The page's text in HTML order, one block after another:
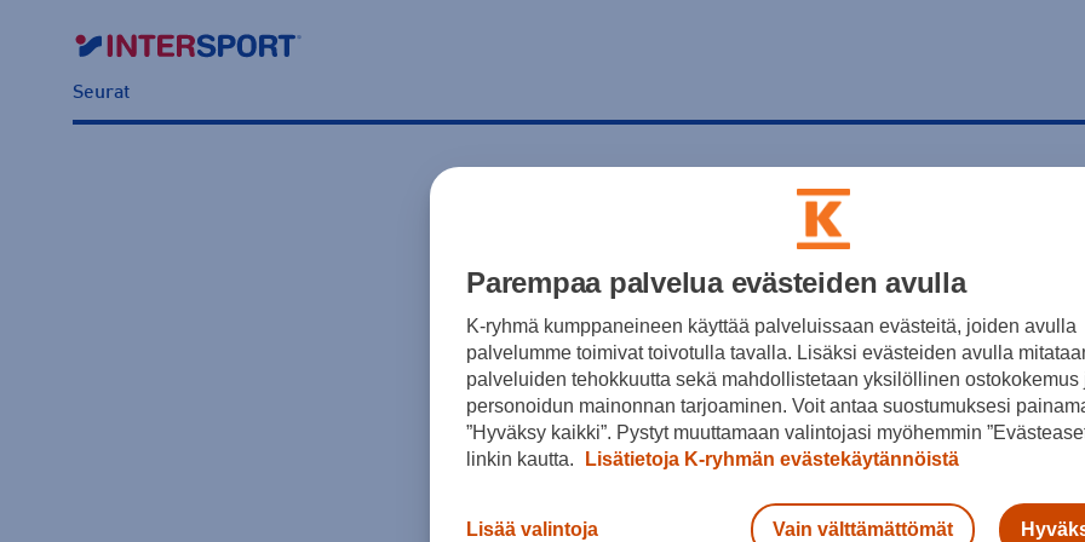
Seurat
Parempaa palvelua evästeiden avulla
K-ryhmä kumppaneineen käyttää palveluissaan evästeitä, joiden avulla
palvelumme toimivat toivotulla tavalla. Lisäksi evästeiden avulla
palveluiden tehokkuutta sekä mahdollistetaan yksilöllinen ostokokemus
personoidun mainonnan tarjoaminen. Voit antaa suostumuksesi
”Hyväksy kaikki”. Pystyt muuttamaan valintojasi myöhemmin
linkin kautta.
Lisätietoja K-ryhmän evästekäytännöistä
Lisää valintoja Vain välttämättömät